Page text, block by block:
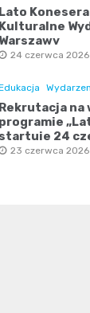
Lato
Kulturalne
Warszawy
24 czerwca 2026
Rekrutacja na
programie
startuje 24
23 czerwca 2026